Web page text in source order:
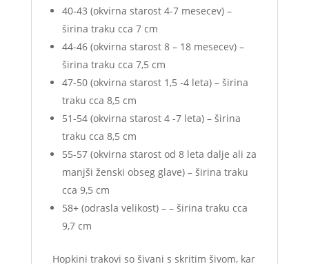
40-43 (okvirna starost 4-7 mesecev) –
širina traku cca 7 cm
44-46 (okvirna starost 8 – 18 mesecev) –
širina traku cca 7,5 cm
47-50 (okvirna starost 1,5 -4 leta) – širina
traku cca 8,5 cm
51-54 (okvirna starost 4 -7 leta) – širina
traku cca 8,5 cm
55-57 (okvirna starost od 8 leta dalje ali za
manjši ženski obseg glave) – širina traku
cca 9,5 cm
58+ (odrasla velikost) – – širina traku cca
9,7 cm
Hopkini trakovi so šivani s skritim šivom, kar